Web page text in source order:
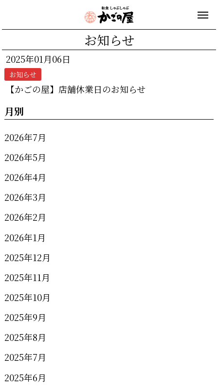
お知らせ
2025年01月06日
お知らせ
【かごの屋】店舗休業日のお知らせ
月別
2026年7月
2026年5月
2026年4月
2026年3月
2026年2月
2026年1月
2025年12月
2025年11月
2025年10月
2025年9月
2025年8月
2025年7月
2025年6月